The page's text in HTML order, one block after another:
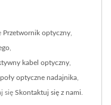
Przetwornik optyczny
kabel optyczny
optyczne nadajnika
się Skontaktuj się z nami